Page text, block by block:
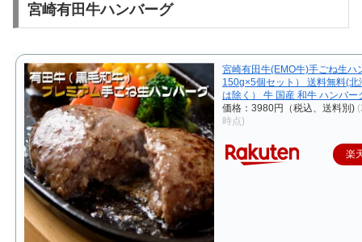
宮崎有田牛ハンバーグ
宮崎有田牛(EMO牛)手ごね生ハ
150g×5個セット） 送料無料(北
は除く） 牛 国産 和牛 ハンバー
価格：3980円（税込、送料別)
時点)
楽